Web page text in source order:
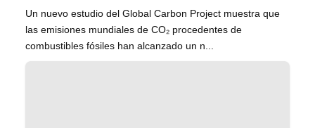
Un nuevo estudio del Global Carbon Project muestra que
las emisiones mundiales de CO₂ procedentes de
combustibles fósiles han alcanzado un n...